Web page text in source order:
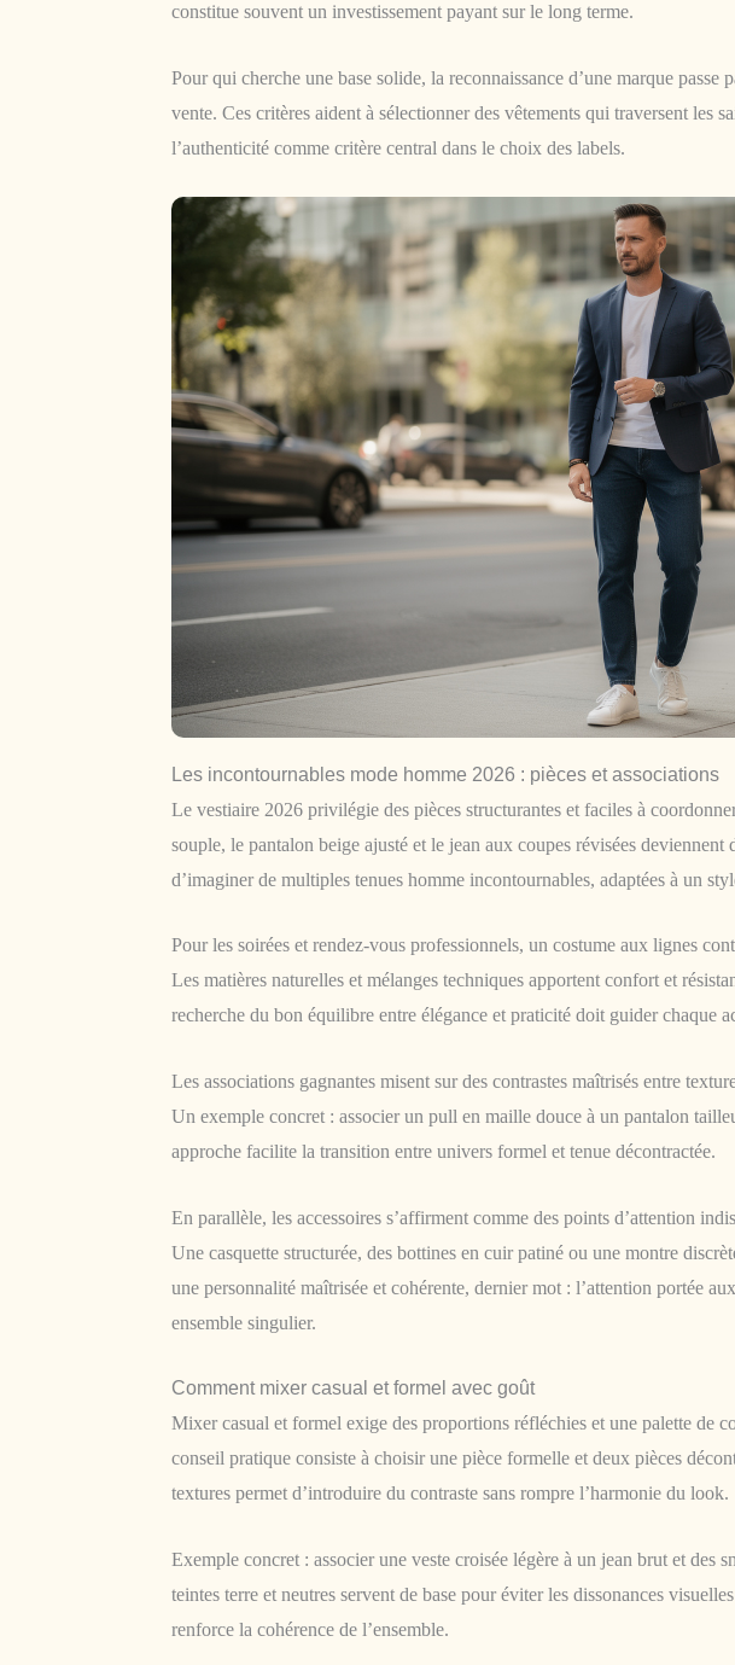
constitue souvent un investissement payant sur le long terme.
Pour qui cherche une base solide, la reconnaissance d’une marque passe
vente. Ces critères aident à sélectionner des vêtements qui traversent les
l’authenticité comme critère central dans le choix des labels.
Les incontournables mode homme 2026 : pièces et associations
Le vestiaire 2026 privilégie des pièces structurantes et faciles à
souple, le pantalon beige ajusté et le jean aux coupes révisées deviennent
d’imaginer de multiples tenues homme incontournables, adaptées à un
Pour les soirées et rendez-vous professionnels, un costume aux lignes
Les matières naturelles et mélanges techniques apportent confort et
recherche du bon équilibre entre élégance et praticité doit guider chaque
Les associations gagnantes misent sur des contrastes maîtrisés entre
Un exemple concret : associer un pull en maille douce à un pantalon
approche facilite la transition entre univers formel et tenue décontractée.
En parallèle, les accessoires s’affirment comme des points d’attention
Une casquette structurée, des bottines en cuir patiné ou une montre
une personnalité maîtrisée et cohérente, dernier mot : l’attention portée
ensemble singulier.
Comment mixer casual et formel avec goût
Mixer casual et formel exige des proportions réfléchies et une palette de
conseil pratique consiste à choisir une pièce formelle et deux pièces
textures permet d’introduire du contraste sans rompre l’harmonie du look.
Exemple concret : associer une veste croisée légère à un jean brut et des
teintes terre et neutres servent de base pour éviter les dissonances
renforce la cohérence de l’ensemble.